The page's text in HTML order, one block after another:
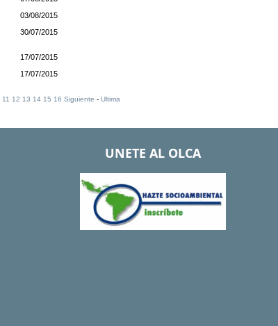
03/08/2015
30/07/2015
17/07/2015
17/07/2015
11 12 13 14 15 16 Siguiente - Ultima
UNETE AL OLCA